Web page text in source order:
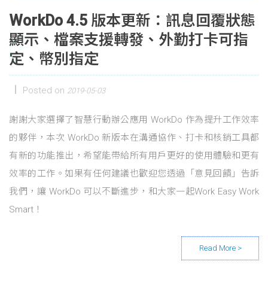
WorkDo 4.5 版本更新：訊息回覆狀態
顯示、檔案支援轉發、外勤打卡可指
定、幣別指定
Posted on 2019-05-03
謝謝大家選擇了智慧行動辦公應用 WorkDo 作為提升工作效率
的夥伴，本次 WorkDo 新版本在溝通協作、打卡和核銷工具都
有新的功能推出，希望能帶給所有用戶更好的使用體驗和更有
效率的工作。如果有任何建議也歡迎您透過「意見回饋」告訴
我們，讓 WorkDo 可以不斷進步，和大家一起Work Easy Work
Smart！